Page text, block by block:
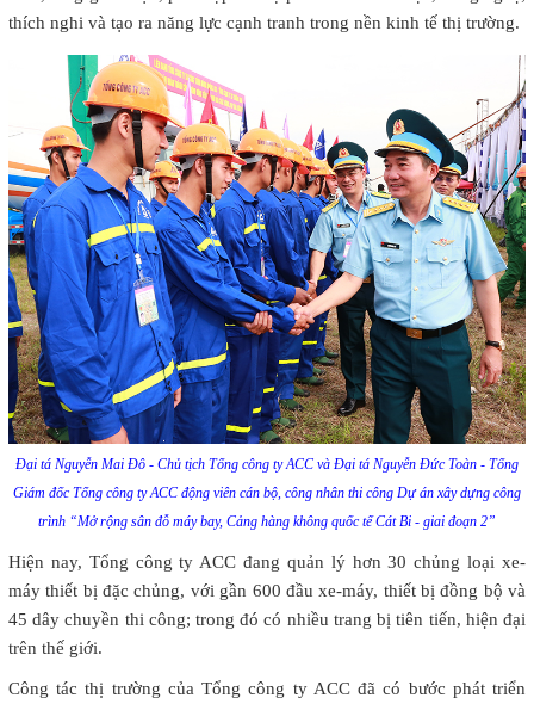
thích nghi và tạo ra năng lực cạnh tranh trong nền kinh tế thị trường.
Đại tá Nguyễn Mai Đô - Chủ tịch Tổng công ty ACC và Đại tá Nguyễn Đức Toàn - Tổng
Giám đốc Tổng công ty ACC động viên cán bộ, công nhân thi công Dự án xây dựng công
trình “Mở rộng sân đỗ máy bay, Cảng hàng không quốc tế Cát Bi - giai đoạn 2”
Hiện nay, Tổng công ty ACC đang quản lý hơn 30 chủng loại xe-
máy thiết bị đặc chủng, với gần 600 đầu xe-máy, thiết bị đồng bộ và
45 dây chuyền thi công; trong đó có nhiều trang bị tiên tiến, hiện đại
trên thế giới.
Công tác thị trường của Tổng công ty ACC đã có bước phát triển